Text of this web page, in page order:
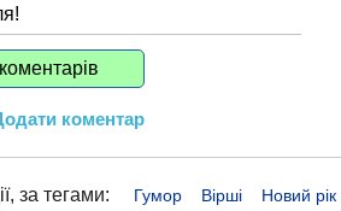
коментар
за тегами: Гумор Вірші
Новий рік